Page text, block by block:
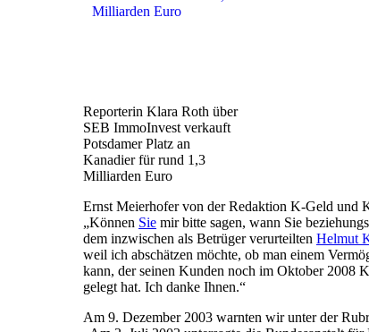
Reporterin Klara Roth über
SEB ImmoInvest verkauft
Potsdamer Platz an
Kanadier für rund 1,3
Milliarden Euro
Ernst Meierhofer von der Redaktion K-Geld und
„Können Sie mir bitte sagen, wann Sie
dem inzwischen als Betrüger verurteilten Helmut
weil ich abschätzen möchte, ob man einem
kann, der seinen Kunden noch im Oktober 2008
gelegt hat. Ich danke Ihnen.“
Am 9. Dezember 2003 warnten wir unter der